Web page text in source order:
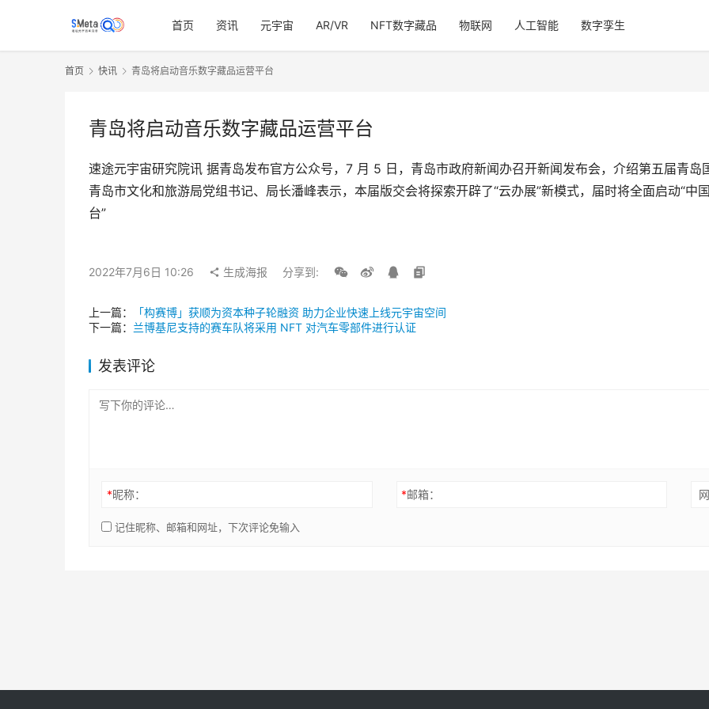
首页 资讯 元宇宙 AR/VR NFT数字藏品 物联网 人工智能 数字孪生
首页 快讯 青岛将启动音乐数字藏品运营平台
青岛将启动音乐数字藏品运营平台
速途元宇宙研究院讯 据青岛发布官方公众号，7 月 5 日，青岛市政府新闻办召开新闻发布会，介绍第五届青岛
青岛市文化和旅游局党组书记、局长潘峰表示，本届版交会将探索开辟了“云办展”新模式，届时将全面启动“
台”
2022年7月6日 10:26 生成海报 分享到:
上一篇：
「构赛博」获顺为资本种子轮融资 助力企业快速上线元宇宙空间
下一篇： 兰博基尼支持的赛车队将采用 NFT 对汽车零部件进行认证
发表评论
*昵称： *邮箱：
记住昵称、邮箱和网址，下次评论免输入